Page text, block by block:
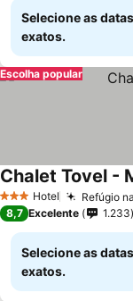
Selecione as
exatos.
Escolha popular
3 EstrelasHotel Refúgio
Chalet Tovel -
8,7 Excelente 1.233
Selecione as
exatos.